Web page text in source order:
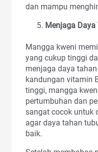
dan mampu
Menjaga
Mangga kweni
yang cukup tinggi
menjaga daya
kandungan vitamin
tinggi, mangga
pertumbuhan dan
sangat cocok untuk
agar daya tahan
baik.